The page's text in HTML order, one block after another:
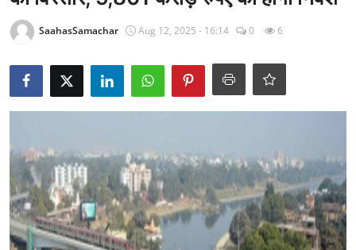
Epaper
लाइफस्टाइल
टेक
SaahasSamachar Aug 12, 2025 - 16:14 0 6